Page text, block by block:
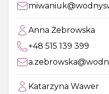
Anna Żebrowska
+48 515 139 399
Katarzyna Wawer